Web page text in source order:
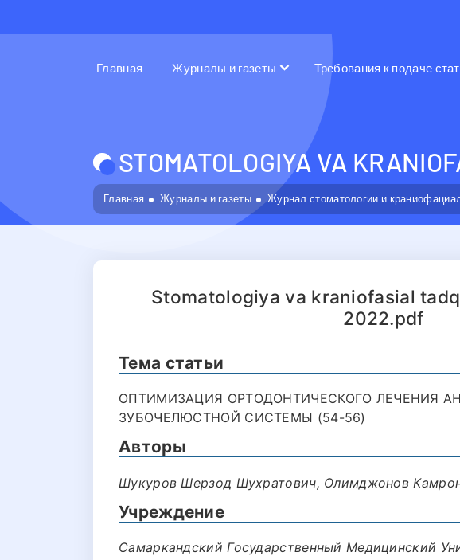
Главная Журналы и газеты Требования к подаче
STOMATOLOGIYA VA
Главная Журналы и газеты Журнал стоматологии и
Stomatologiya va kraniofasial
2022.pdf
Тема статьи
ОПТИМИЗАЦИЯ ОРТОДОНТИЧЕСКОГО ЛЕЧЕНИЯ
ЗУБОЧЕЛЮСТНОЙ СИСТЕМЫ (54-56)
Авторы
Шукуров Шерзод Шухратович, Олимджонов
Учреждение
Самаркандский Государственный Медицинский